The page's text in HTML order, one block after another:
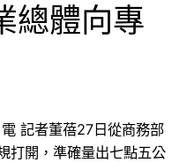
總體向專
記者董蓓27日從商務部
打開，準確量出七點五公